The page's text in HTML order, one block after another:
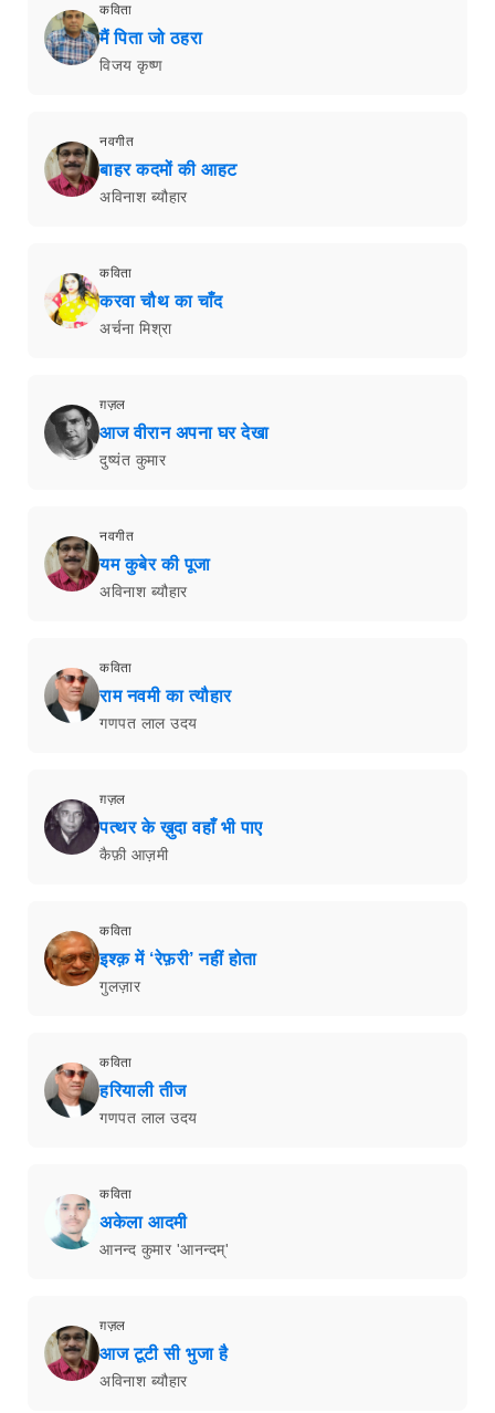
कविता
मैं पिता जो ठहरा
विजय कृष्ण
नवगीत
बाहर कदमों की आहट
अविनाश ब्यौहार
कविता
करवा चौथ का चाँद
अर्चना मिश्रा
ग़ज़ल
आज वीरान अपना घर देखा
दुष्यंत कुमार
नवगीत
यम कुबेर की पूजा
अविनाश ब्यौहार
कविता
राम नवमी का त्यौहार
गणपत लाल उदय
ग़ज़ल
पत्थर के ख़ुदा वहाँ भी पाए
कैफ़ी आज़मी
कविता
इश्क़ में ‘रेफ़री’ नहीं होता
गुलज़ार
कविता
हरियाली तीज
गणपत लाल उदय
कविता
अकेला आदमी
आनन्द कुमार 'आनन्दम्'
ग़ज़ल
आज टूटी सी भुजा है
अविनाश ब्यौहार